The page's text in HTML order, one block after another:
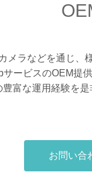
メラなどを通じ、
ービスのOEM提
富な運用経験を是
お問い合